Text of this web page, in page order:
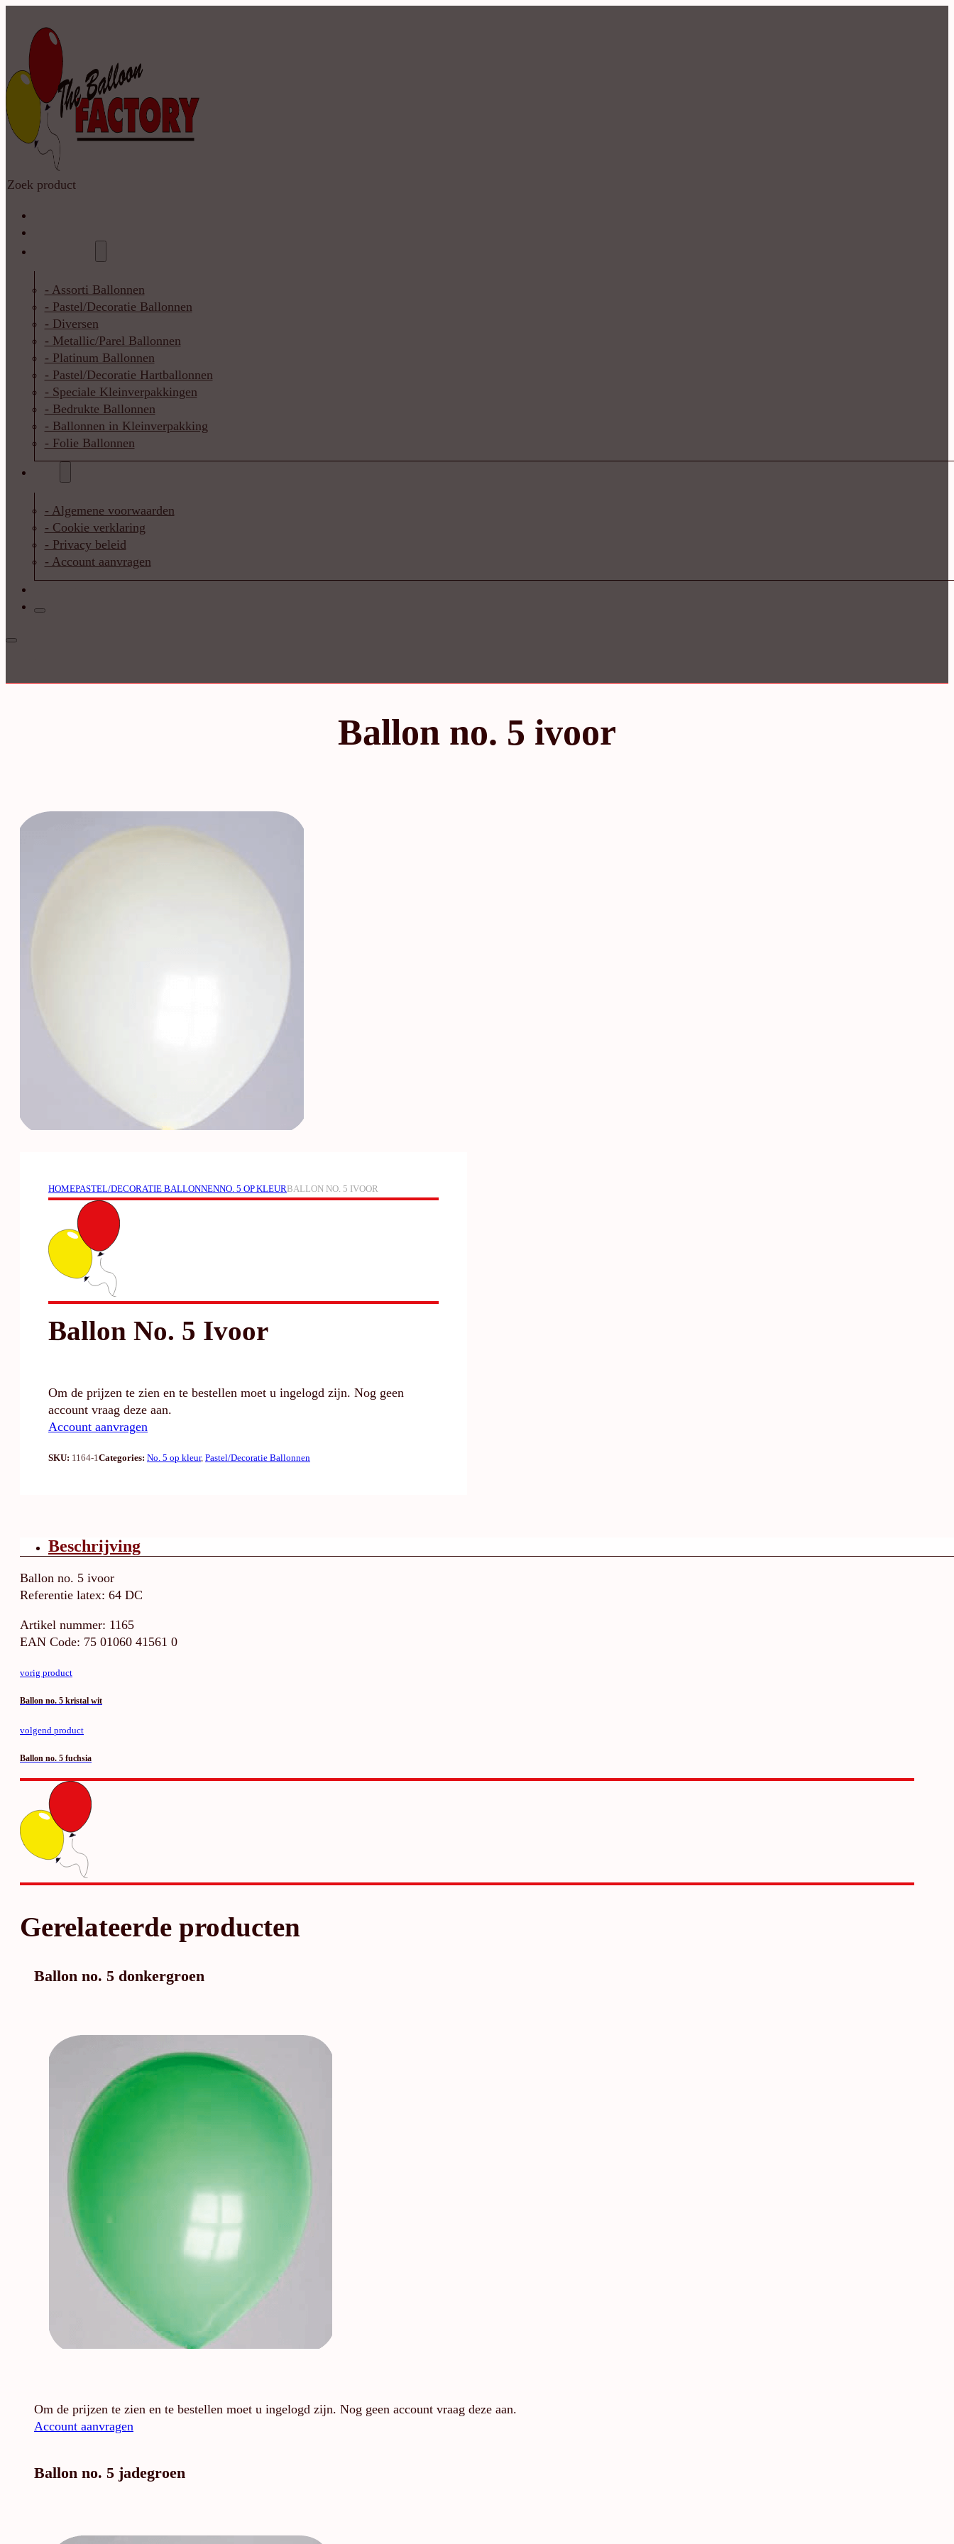
Zoeken
- Assorti Ballonnen
- Pastel/Decoratie Ballonnen
- Diversen
- Metallic/Parel Ballonnen
- Platinum Ballonnen
- Pastel/Decoratie Hartballonnen
- Speciale Kleinverpakkingen
- Bedrukte Ballonnen
- Ballonnen in Kleinverpakking
- Folie Ballonnen
- Algemene voorwaarden
- Cookie verklaring
- Privacy beleid
- Account aanvragen
Ballon no. 5 ivoor
HOMEPASTEL/DECORATIE BALLONNENNO. 5 OP KLEURBALLON NO. 5 IVOOR
Ballon No. 5 Ivoor
Om de prijzen te zien en te bestellen moet u ingelogd zijn. Nog geen
account vraag deze aan.
Account aanvragen
SKU: 1164-1Categories: No. 5 op kleur, Pastel/Decoratie Ballonnen
Beschrijving
Ballon no. 5 ivoor
Referentie latex: 64 DC
Artikel nummer: 1165
EAN Code: 75 01060 41561 0
vorig product
Ballon no. 5 kristal wit
volgend product
Ballon no. 5 fuchsia
Gerelateerde producten
Ballon no. 5 donkergroen
Om de prijzen te zien en te bestellen moet u ingelogd zijn. Nog geen account vraag deze aan.
Account aanvragen
Ballon no. 5 jadegroen